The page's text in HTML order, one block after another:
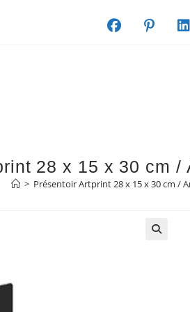
28 x 15 x 30 cm
> Présentoir Artprint 28 x 15 x 30 cm /